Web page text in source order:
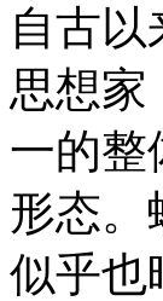
自古
思想家
一的整
形态。
似乎也